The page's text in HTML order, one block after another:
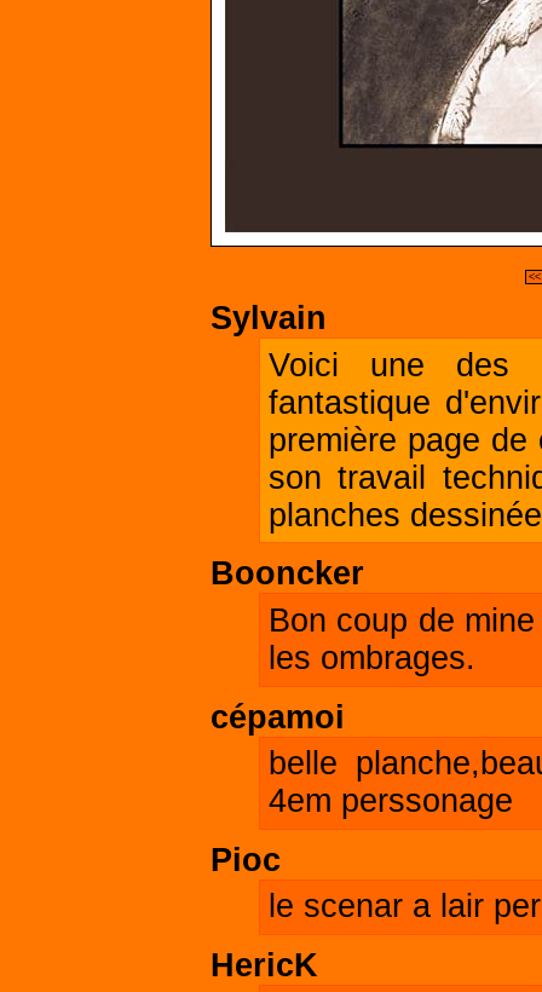
Sylvain
Voici une des
fantastique
première page
son travail
planches
Booncker
Bon coup de
les ombrages.
cépamoi
belle
4em perssonage
Pioc
le scenar a lair
HericK